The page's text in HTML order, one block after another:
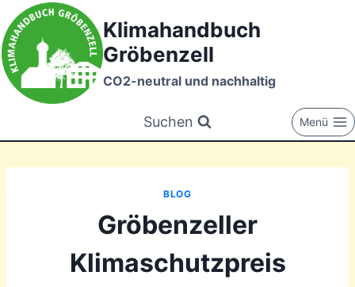
Zum
Inhalt
springen
Klimahandbuch
Gröbenzell
CO2-neutral und nachhaltig
Suchen Menü
BLOG
Gröbenzeller
Klimaschutzpreis